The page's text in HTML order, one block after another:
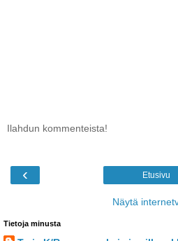
Ilahdun kommenteista!
‹ Etusivu
Näytä
Tietoja minusta